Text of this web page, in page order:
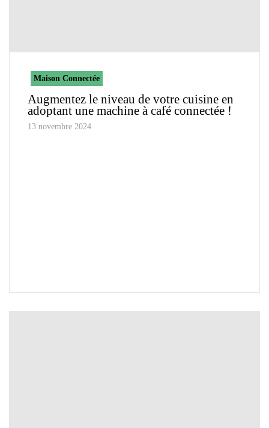
Maison Connectée
Augmentez le niveau de votre cuisine en
adoptant une machine à café connectée !
13 novembre 2024